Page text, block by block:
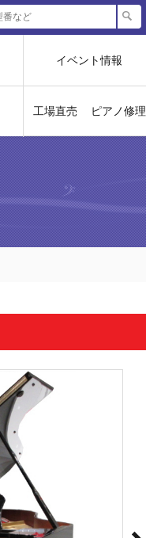
イベント情報
工場直売 ピアノ修理